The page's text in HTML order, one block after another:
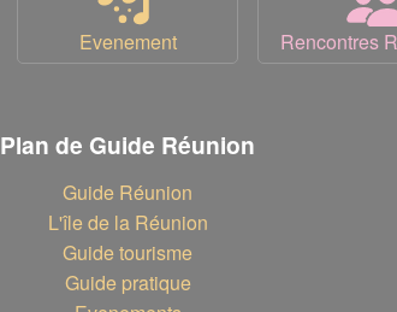
Evenement Rencontres
Plan de Guide Réunion
Guide Réunion
L'île de la Réunion
Guide tourisme
Guide pratique